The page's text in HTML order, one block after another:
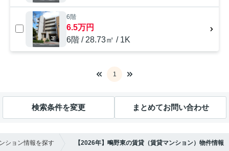
6階
6.5万円
6階 / 28.73㎡ / 1K
1
検索条件を変更 まとめてお問い合わせ
ション情報を探す 【2026年】鴫野東の賃貸（賃貸マンション）物件情報